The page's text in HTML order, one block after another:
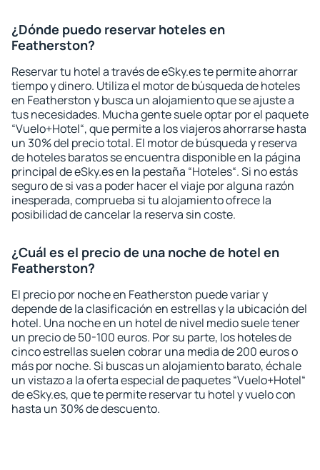
¿Dónde puedo reservar hoteles en
Featherston?
Reservar tu hotel a través de eSky.es te permite ahorrar
tiempo y dinero. Utiliza el motor de búsqueda de hoteles
en Featherston y busca un alojamiento que se ajuste a
tus necesidades. Mucha gente suele optar por el paquete
“Vuelo+Hotel“, que permite a los viajeros ahorrarse hasta
un 30% del precio total. El motor de búsqueda y reserva
de hoteles baratos se encuentra disponible en la página
principal de eSky.es en la pestaña “Hoteles“. Si no estás
seguro de si vas a poder hacer el viaje por alguna razón
inesperada, comprueba si tu alojamiento ofrece la
posibilidad de cancelar la reserva sin coste.
¿Cuál es el precio de una noche de hotel en
Featherston?
El precio por noche en Featherston puede variar y
depende de la clasificación en estrellas y la ubicación del
hotel. Una noche en un hotel de nivel medio suele tener
un precio de 50-100 euros. Por su parte, los hoteles de
cinco estrellas suelen cobrar una media de 200 euros o
más por noche. Si buscas un alojamiento barato, échale
un vistazo a la oferta especial de paquetes “Vuelo+Hotel“
de eSky.es, que te permite reservar tu hotel y vuelo con
hasta un 30% de descuento.